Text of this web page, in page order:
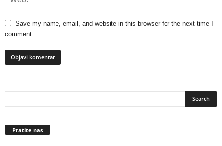
Save my name, email, and website in this browser for the next time I
comment.
Pratite nas